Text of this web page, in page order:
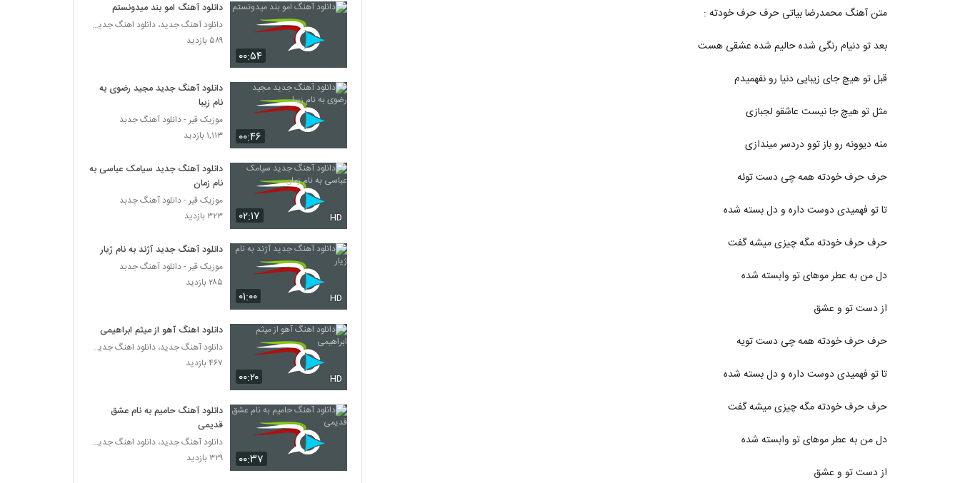
آهنگ باران از وحید تاج(سنتی)
۷۳۵ بازدید
آهنگ ابراهیم جوادی بنام آی عشقیم
۸۸۳ بازدید
Behnam Barzgar Bargard
۴۵۳ بازدید
دانلود آهنگ جدید و زیبای میثاق راد با نام یار
اومده (رمیکس)
۸۳۵ بازدید
دانلود آهنگ علی کرمانشاهی دلبری
۵۱۵ بازدید
موزیک زیبای عصر دی ماهی از بابک ارجمند
موزیک زیبای با من بساز از عرفان ترابی
۴۶۸ بازدید
مهدی درزی آهنگ پازل
۳۷۴ بازدید
متن آهنگ محمدرضا بیاتی حرف حرف خودته :
بعد تو دنیام رنگی شده حالیم شده عشقی هست
قبل تو هیچ جای زیبایی دنیا رو نفهمیدم
مثل تو هیچ جا نیست عاشقو لجبازی
منه دیوونه رو باز توو دردسر میندازی
حرف حرف خودته همه چی دست توئه
تا تو فهمیدی دوست داره و دل بسته شده
حرف حرف خودته مگه چیزی میشه گفت
دل من به عطر موهای تو وابسته شده
از دست تو و عشق
حرف حرف خودته همه چی دست تویه
تا تو فهمیدی دوست داره و دل بسته شده
حرف حرف خودته مگه چیزی میشه گفت
دل من به عطر موهای تو وابسته شده
از دست تو و عشق
۰۰:۵۴
دانلود آهنگ امو بند میدونستم
دانلود آهنگ جدید، دانلود اهنگ جدید ایرانی
۵۸۹ بازدید
۰۰:۴۶
دانلود آهنگ جدید مجید رضوی به
نام زیبا
موزیک قیر - دانلود آهنگ جدبد
۱,۱۱۳ بازدید
۰۲:۱۷ HD
دانلود آهنگ جدید سیامک عباسی به
نام زمان
موزیک قیر - دانلود آهنگ جدبد
۳۲۳ بازدید
۰۱:۰۰ HD
دانلود آهنگ جدید آژند به نام ژیار
موزیک قیر - دانلود آهنگ جدبد
۲۸۵ بازدید
۰۰:۲۰ HD
دانلود اهنگ آهو از میثم ابراهیمی
دانلود آهنگ جدید، دانلود اهنگ جدید ایرانی
۴۶۷ بازدید
۰۰:۳۷
دانلود آهنگ حامیم به نام عشق
قدیمی
دانلود آهنگ جدید، دانلود اهنگ جدید ایرانی
۳۲۹ بازدید